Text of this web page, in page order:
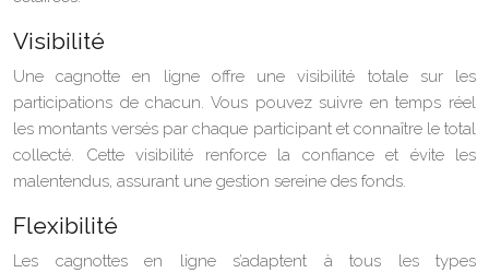
Visibilité
Une cagnotte en ligne offre une visibilité totale sur les
participations de chacun. Vous pouvez suivre en temps réel
les montants versés par chaque participant et connaître le total
collecté. Cette visibilité renforce la confiance et évite les
malentendus, assurant une gestion sereine des fonds.
Flexibilité
Les cagnottes en ligne s’adaptent à tous les types